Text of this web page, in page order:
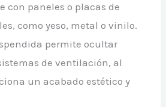
con paneles o placas de
como yeso, metal o vinilo.
permite ocultar
de ventilación, al
un acabado estético y